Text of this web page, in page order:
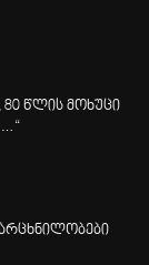
80 წლის მოხუცი